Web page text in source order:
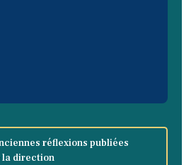
réflexions publiées
la direction